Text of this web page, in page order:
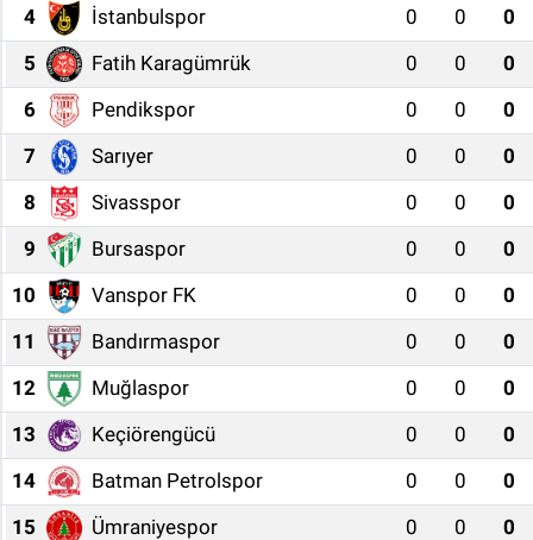
4
İstanbulspor 0 0
0
5
Fatih Karagümrük 0 0
0
6
Pendikspor 0 0
0
7
Sarıyer 0 0
0
8
Sivasspor 0 0
0
9
Bursaspor 0 0
0
10
Vanspor FK 0 0
0
11
Bandırmaspor 0 0
0
12
Muğlaspor 0 0
0
13
Keçiörengücü 0 0
0
14
Batman Petrolspor 0 0
0
15
Ümraniyespor 0 0
0
ASTROLOJİ
BLOG
Haber Arşivi